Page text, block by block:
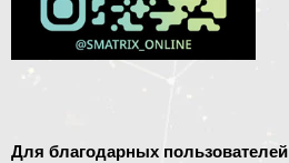
Для благодарных пользователей